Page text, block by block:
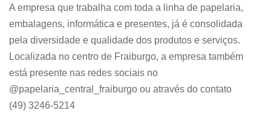
A empresa que trabalha com toda a linha de papelaria,
embalagens, informática e presentes, já é consolidada
pela diversidade e qualidade dos produtos e serviços.
Localizada no centro de Fraiburgo, a empresa também
está presente nas redes sociais no
@papelaria_central_fraiburgo ou através do contato
(49) 3246-5214